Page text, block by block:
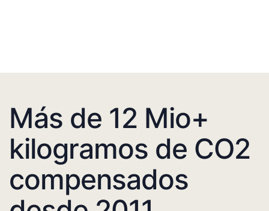
Más de 12 Mio+
kilogramos de CO2
compensados